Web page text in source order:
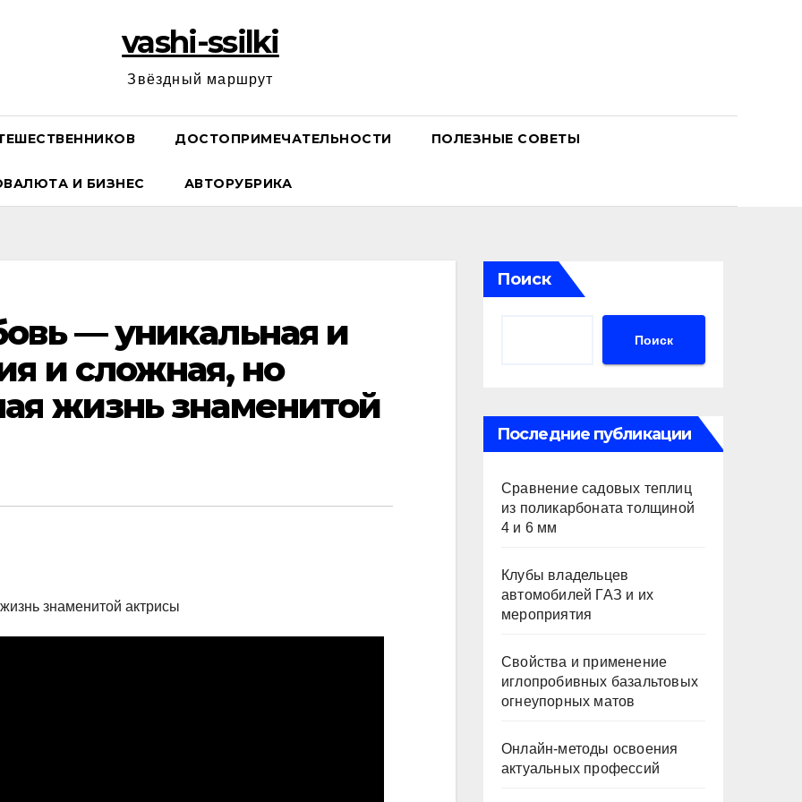
vashi-ssilki
Звёздный маршрут
ДОСТОПРИМЕЧАТЕЛЬНОСТИ ПОЛЕЗНЫЕ СОВЕТЫ
И БИЗНЕС АВТОРУБРИКА
— уникальная и
и сложная, но
жизнь знаменитой
Поиск
Поиск
Последние публикации
Сравнение садовых теплиц
из поликарбоната толщиной
4 и 6 мм
Клубы владельцев
автомобилей ГАЗ и их
мероприятия
Свойства и применение
иглопробивных базальтовых
огнеупорных матов
Онлайн-методы освоения
актуальных профессий